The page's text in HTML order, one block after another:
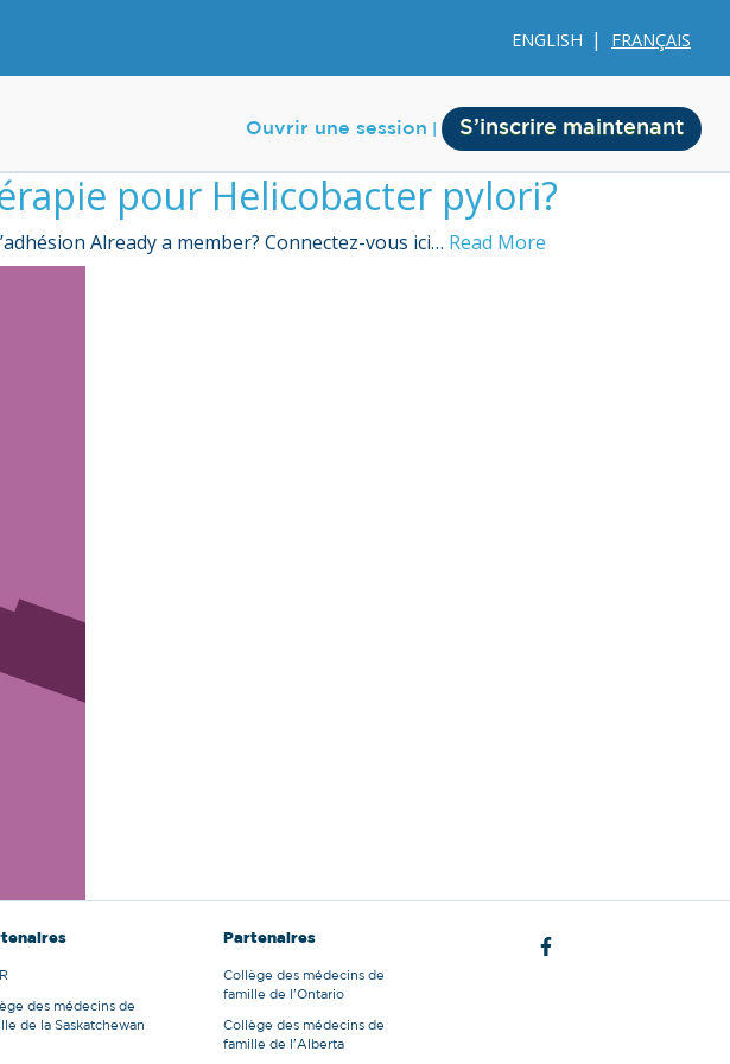
ENGLISH FRANÇAIS
Ouvrir une session S’inscrire maintenant
pour Helicobacter pylori?
Already a member? Connectez-vous ici… Read More
des médecins de
de la Saskatchewan
Partenaires
Collège des médecins de
famille de l'Ontario
Collège des médecins de
famille de l'Alberta